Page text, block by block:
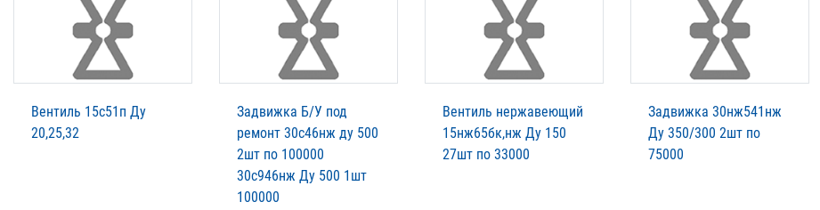
Вентиль 15с51п Ду
20,25,32
Задвижка Б/У под
ремонт 30с46нж ду 500
2шт по 100000
30с946нж Ду 500 1шт
100000
Вентиль нержавеющий
15нж65бк,нж Ду 150
27шт по 33000
Задвижка 30нж541нж
Ду 350/300 2шт по
75000